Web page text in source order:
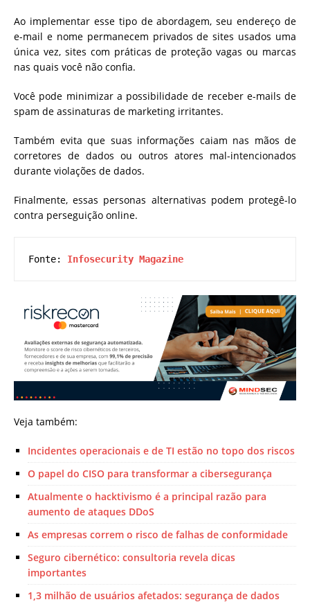
Ao implementar esse tipo de abordagem, seu endereço de
e-mail e nome permanecem privados de sites usados ​​uma
única vez, sites com práticas de proteção vagas ou marcas
nas quais você não confia.
Você pode minimizar a possibilidade de receber e-mails de
spam de assinaturas de marketing irritantes.
Também evita que suas informações caiam nas mãos de
corretores de dados ou outros atores mal-intencionados
durante violações de dados.
Finalmente, essas personas alternativas podem protegê-lo
contra perseguição online.
Fonte: Infosecurity Magazine
Veja também:
Incidentes operacionais e de TI estão no topo dos riscos
O papel do CISO para transformar a cibersegurança
Atualmente o hacktivismo é a principal razão para
aumento de ataques DDoS
As empresas correm o risco de falhas de conformidade
Seguro cibernético: consultoria revela dicas
importantes
1,3 milhão de usuários afetados: segurança de dados